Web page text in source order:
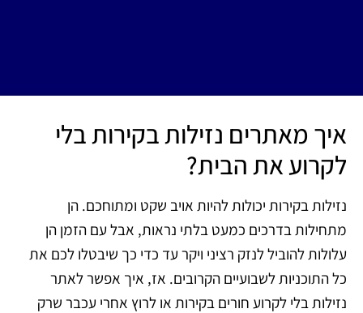
איך מאתרים נזילות בקירות בלי
לקרוע את הבית?
נזילות בקירות יכולות להיות אויב שקט ומתוחכם. הן
מתחילות בדרכים כמעט בלתי נראות, אבל עם הזמן הן
עלולות להוביל לנזק רציני ויקר עד כדי כך שיבטלו לכם את
כל התוכניות לשבועיים הקרובים. אז, איך אפשר לאתר
נזילות בלי לקרוע חורים בקירות או לרוץ אחרי עכבר שרק